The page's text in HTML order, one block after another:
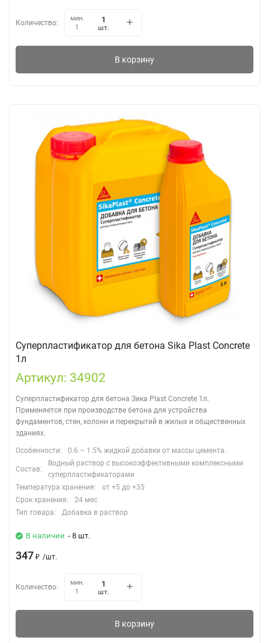
Количество:
мин.
1
шт.
В корзину
Суперпластификатор для бетона Sika Plast Concrete
1л
Артикул: 34902
Суперпластификатор для бетона Зика Plast Concrete 1л.
Применяется при производстве бетона для устройства
фундаментов, стен, колонн и перекрытий в жилых и общественных
зданиях.
Особенности: 0.6 – 1.5% жидкой добавки от массы цемента.
Состав:
Водный раствор с высокоэффективными комплексными
суперпластификаторами
Температура хранения:
от +5 до +35
Срок хранения:
24 мес
Тип товара:
Добавка в раствор
В наличии - 8 шт.
347 ₽ /шт.
Количество:
мин.
1
шт.
В корзину